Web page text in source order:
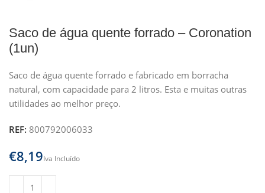
Saco de água quente forrado – Coronation
(1un)
Saco de água quente forrado e fabricado em borracha
natural, com capacidade para 2 litros. Esta e muitas outras
utilidades ao melhor preço.
REF:800792006033
€